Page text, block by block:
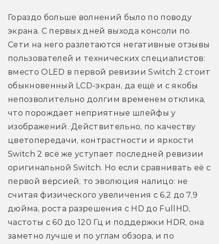
Гораздо больше волнений было по поводу
экрана. С первых дней выхода консоли по
Сети на него разлетаются негативные отзывы
пользователей и технических специалистов:
вместо OLED в первой ревизии Switch 2 стоит
обыкновенный LCD-экран, да ещё и с якобы
непозволительно долгим временем отклика,
что порождает неприятные шлейфы у
изображений. Действительно, по качеству
цветопередачи, контрастности и яркости
Switch 2 всё же уступает последней ревизии
оригинальной Switch. Но если сравнивать её с
первой версией, то эволюция налицо: не
считая физического увеличения с 6,2 до 7,9
дюйма, роста разрешения с HD до FullHD,
частоты с 60 до 120 Гц и поддержки HDR, она
заметно лучше и по углам обзора, и по